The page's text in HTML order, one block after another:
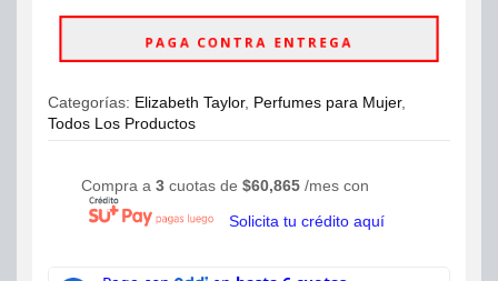
For
Eau
de
cantidad
PAGA CONTRA ENTREGA
Categorías: Elizabeth Taylor, Perfumes para Mujer,
Todos Los Productos
Compra a 3 cuotas de $60,865 /mes con
Solicita tu crédito aquí